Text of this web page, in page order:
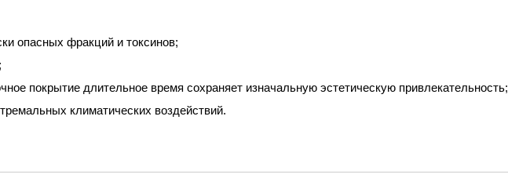
опасных фракций и токсинов;
покрытие длительное время сохраняет изначальную эстетическую привлекательность;
климатических воздействий.